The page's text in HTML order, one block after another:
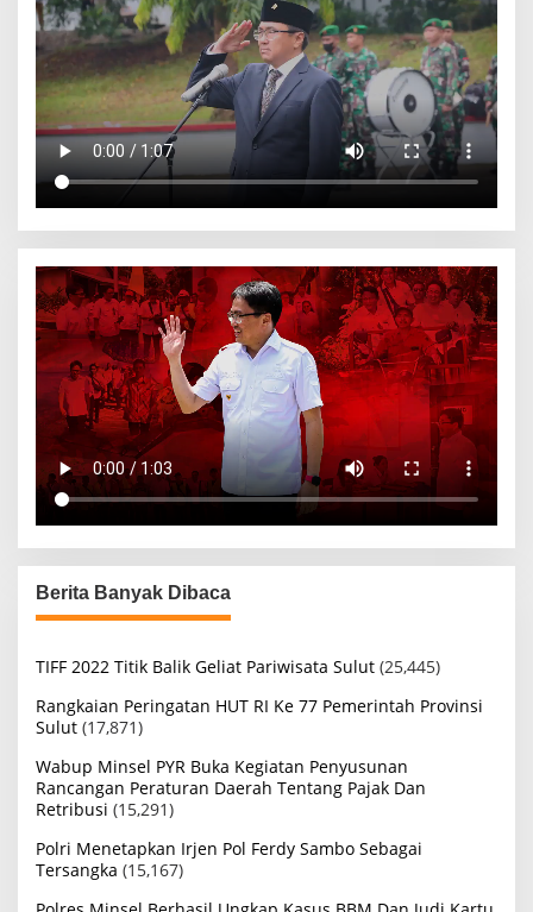
Berita Banyak Dibaca
TIFF 2022 Titik Balik Geliat Pariwisata Sulut (25,445)
Rangkaian Peringatan HUT RI Ke 77 Pemerintah Provinsi
Sulut (17,871)
Wabup Minsel PYR Buka Kegiatan Penyusunan
Rancangan Peraturan Daerah Tentang Pajak Dan
Retribusi (15,291)
Polri Menetapkan Irjen Pol Ferdy Sambo Sebagai
Tersangka (15,167)